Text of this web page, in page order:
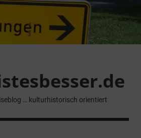
… kulturhistorisch orientiert